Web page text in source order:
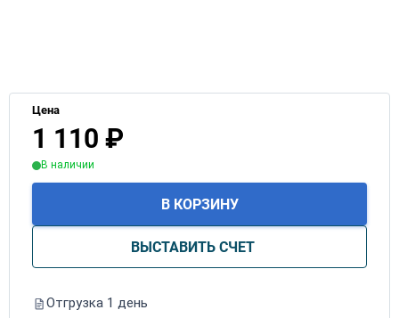
Цена
1 110₽
В наличии
В КОРЗИНУ
ВЫСТАВИТЬ СЧЕТ
Отгрузка 1 день